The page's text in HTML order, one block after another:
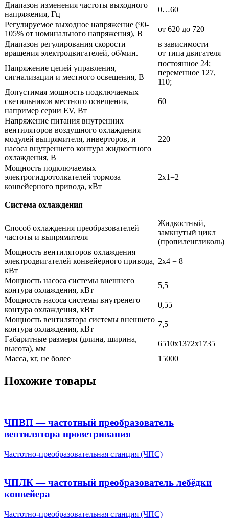
Диапазон изменения частоты выходного
напряжения, Гц
0…60
Регулируемое выходное напряжение (90-
105% от номинального напряжения), В
от 620 до 720
Диапазон регулирования скорости
вращения электродвигателей, об/мин.
в зависимости
от типа двигателя
Напряжение цепей управления,
сигнализации и местного освещения, В
постоянное 24;
переменное 127,
110;
Допустимая мощность подключаемых
светильников местного освещения,
например серии EV, Вт
60
Напряжение питания внутренних
вентиляторов воздушного охлаждения
модулей выпрямителя, инверторов, и
насоса внутреннего контура жидкостного
охлаждения, В
220
Мощность подключаемых
электрогидротолкателей тормоза
конвейерного привода, кВт
2х1=2
Система охлаждения
Способ охлаждения преобразователей
частоты и выпрямителя
Жидкостный,
замкнутый цикл
(пропиленгликоль)
Мощность вентиляторов охлаждения
электродвигателей конвейерного привода,
кВт
2х4 = 8
Мощность насоса системы внешнего
контура охлаждения, кВт
5,5
Мощность насоса системы внутренего
контура охлаждения, кВт
0,55
Мощность вентилятора системы внешнего
контура охлаждения, кВт
7,5
Габаритные размеры (длина, ширина,
высота), мм
6510х1372х1735
Масса, кг, не более
15000
Похожие товары
ЧПВП — частотный преобразователь
вентилятора проветривания
Частотно-преобразовательная станция (ЧПС)
ЧПЛК — частотный преобразователь лебёдки
конвейера
Частотно-преобразовательная станция (ЧПС)